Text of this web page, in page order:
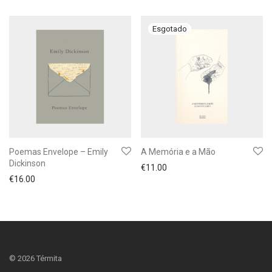
Poemas Envelope – Emily
Dickinson
€16.00
A Memória e a Mão
€11.00
© 2026 Térmita